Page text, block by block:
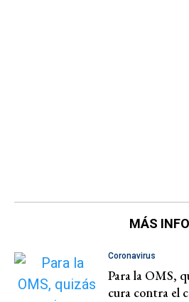
MÁS INFO
Coronavirus
Para la OMS,
cura contra el